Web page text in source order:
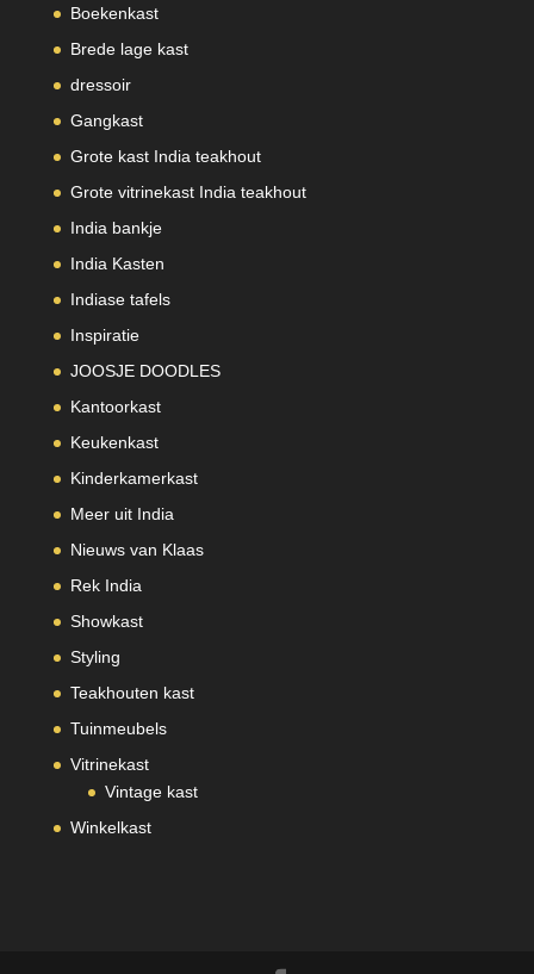
Boekenkast
Brede lage kast
dressoir
Gangkast
Grote kast India teakhout
Grote vitrinekast India teakhout
India bankje
India Kasten
Indiase tafels
Inspiratie
JOOSJE DOODLES
Kantoorkast
Keukenkast
Kinderkamerkast
Meer uit India
Nieuws van Klaas
Rek India
Showkast
Styling
Teakhouten kast
Tuinmeubels
Vitrinekast
Vintage kast
Winkelkast